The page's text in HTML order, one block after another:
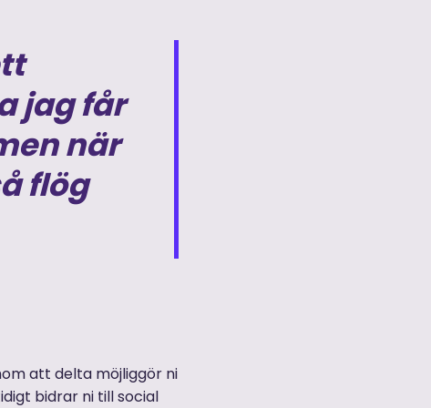
jag får
när
flög
att delta möjliggör ni
bidrar ni till social